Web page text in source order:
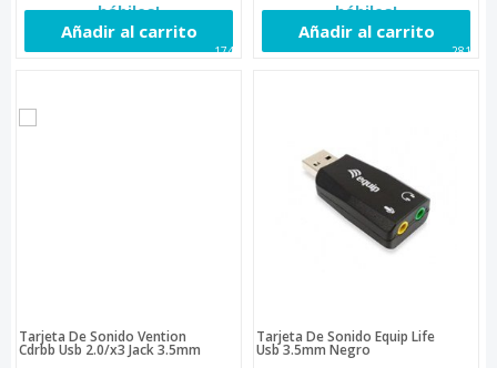
hábiles!
Añadir al carrito
1742
hábiles!
Añadir al carrito
2818
Tarjeta De Sonido Vention
Cdrbb Usb 2.0/x3 Jack 3.5mm
Tarjeta De Sonido Equip Life
Usb 3.5mm Negro